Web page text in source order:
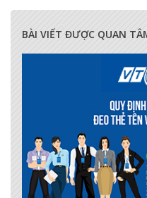
BÀI VIẾT ĐƯỢC QUAN